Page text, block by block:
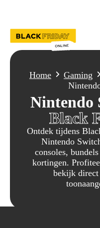
Home Gaming
Nintendo
Black
Ontdek tijdens
Nintendo
consoles,
kortingen.
bekijk direct